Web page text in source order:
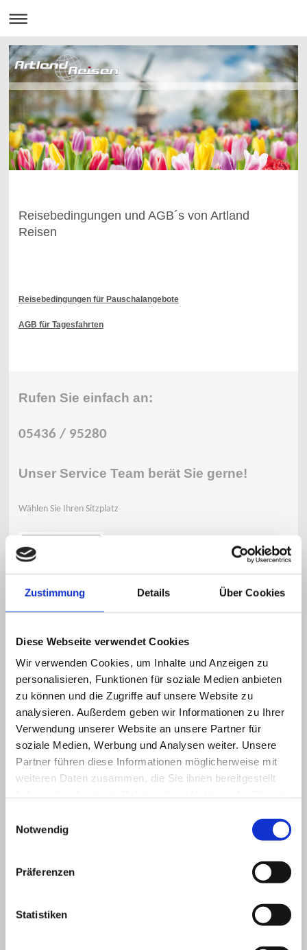
Zustimmung Details Über Cookies
Diese Webseite verwendet Cookies
Wir verwenden Cookies, um Inhalte und Anzeigen zu
personalisieren, Funktionen für soziale Medien anbieten
zu können und die Zugriffe auf unsere Website zu
analysieren. Außerdem geben wir Informationen zu Ihrer
Verwendung unserer Website an unsere Partner für
soziale Medien, Werbung und Analysen weiter. Unsere
Partner führen diese Informationen möglicherweise mit
weiteren Daten zusammen, die Sie ihnen bereitgestellt
Notwendig
Präferenzen
Statistiken
Reisebedingungen und AGB´s von Artland
Reisen
Reisebedingungen für Pauschalangebote
AGB für Tagesfahrten
Rufen Sie einfach an:
05436 / 95280
Unser Service Team berät Sie gerne!
Wählen Sie Ihren Sitzplatz
49638 Nortrup
Kontaktieren Sie uns